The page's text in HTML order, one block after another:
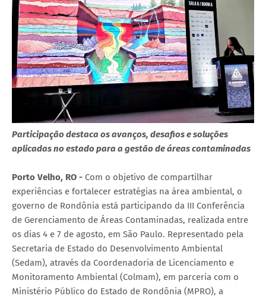
Participação destaca os avanços, desafios e soluções
aplicadas no estado para a gestão de áreas contaminadas
Porto Velho, RO - Com o objetivo de compartilhar
experiências e fortalecer estratégias na área ambiental, o
governo de Rondônia está participando da III Conferência
de Gerenciamento de Áreas Contaminadas, realizada entre
os dias 4 e 7 de agosto, em São Paulo. Representado pela
Secretaria de Estado do Desenvolvimento Ambiental
(Sedam), através da Coordenadoria de Licenciamento e
Monitoramento Ambiental (Colmam), em parceria com o
Ministério Público do Estado de Rondônia (MPRO), a